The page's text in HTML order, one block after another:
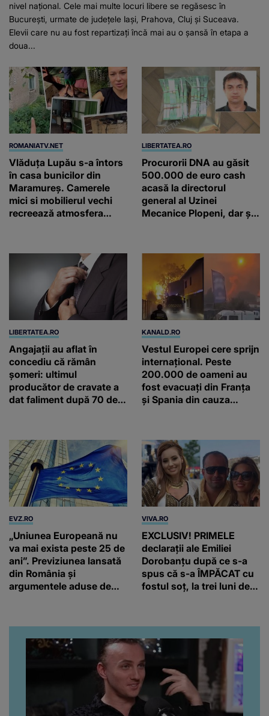
nivel național. Cele mai multe locuri libere se regăsesc în
București, urmate de județele Iași, Prahova, Cluj și Suceava.
Elevii care nu au fost repartizați încă mai au o șansă în etapa a
doua...
ROMANIATV.NET
Vlăduța Lupău s-a întors
în casa bunicilor din
Maramureș. Camerele
mici si mobilierul vechi
recreează atmosfera
LIBERTATEA.RO
Procurorii DNA au găsit
500.000 de euro cash
acasă la directorul
general al Uzinei
Mecanice Plopeni, dar și
LIBERTATEA.RO
Angajații au aflat în
concediu că rămân
șomeri: ultimul
producător de cravate a
dat faliment după 70 de
KANALD.RO
Vestul Europei cere sprijn
internațional. Peste
200.000 de oameni au
fost evacuați din Franța
și Spania din cauza
EVZ.RO
„Uniunea Europeană nu
va mai exista peste 25 de
ani”. Previziunea lansată
din România și
argumentele aduse de
VIVA.RO
EXCLUSIV! PRIMELE
declarații ale Emiliei
Dorobanțu după ce s-a
spus că s-a ÎMPĂCAT cu
fostul soț, la trei luni de
artistă i-a lăsat MASCĂ
pe toți. De data aceasta,
chiar a rupt tăcerea:
”Poate că aveam să ne
spunem, să ne...”